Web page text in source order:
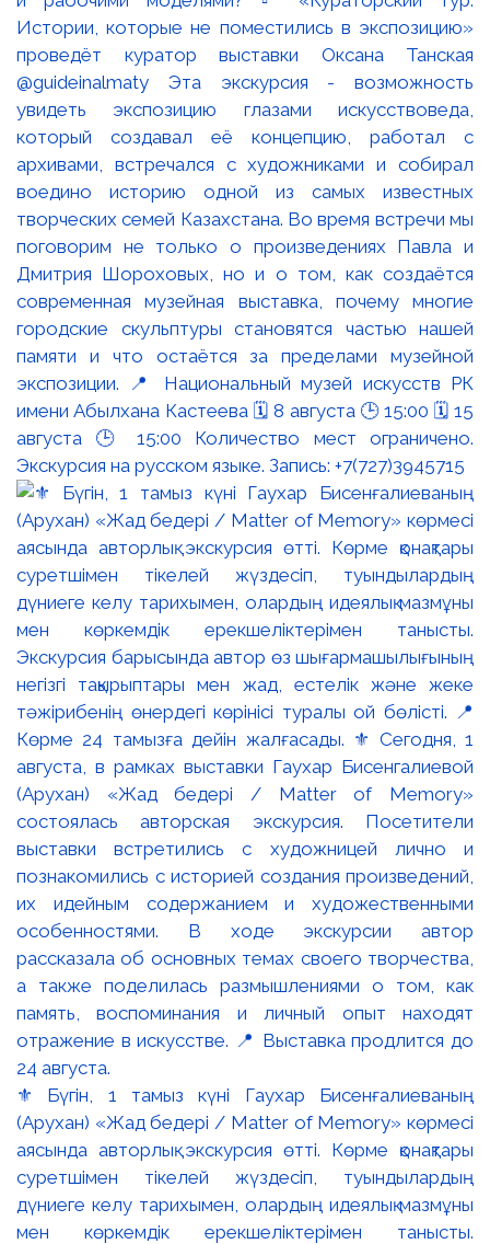
Истории, которые не поместились в экспозицию»
проведёт куратор выставки Оксана Танская
@guideinalmaty Эта экскурсия - возможность
увидеть экспозицию глазами искусствоведа,
который создавал её концепцию, работал с
архивами, встречался с художниками и собирал
воедино историю одной из самых известных
творческих семей Казахстана. Во время встречи мы
поговорим не только о произведениях Павла и
Дмитрия Шороховых, но и о том, как создаётся
современная музейная выставка, почему многие
городские скульптуры становятся частью нашей
памяти и что остаётся за пределами музейной
экспозиции. 📍 Национальный музей искусств РК
имени Абылхана Кастеева 🗓 8 августа 🕒 15:00 🗓 15
августа 🕒 15:00 Количество мест ограничено.
Экскурсия на русском языке. Запись: +7(727)3945715
⚜️ Бүгін, 1 тамыз күні Гаухар Бисенғалиеваның
(Арухан) «Жад бедері / Matter of Memory» көрмесі
аясында авторлық экскурсия өтті. Көрме қонақтары
суретшімен тікелей жүздесіп, туындылардың
дүниеге келу тарихымен, олардың идеялық мазмұны
мен көркемдік ерекшеліктерімен танысты.